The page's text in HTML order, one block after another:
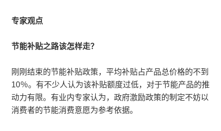
专家观点
节能补贴之路该怎样走？
刚刚结束的节能补贴政策，平均补贴占产品总价格的不到
10％。有不少人认为该补贴额度过低，对于节能产品的推
动力有限。有业内专家认为，政府激励政策的制定不妨以
消费者的节能消费意愿为参考依据。